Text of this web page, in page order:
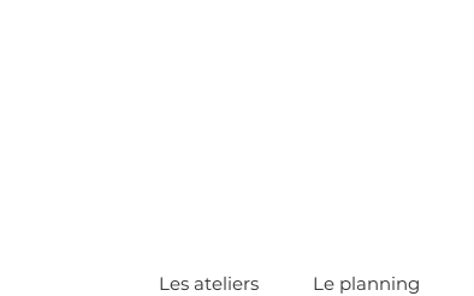
Les ateliers Le planning